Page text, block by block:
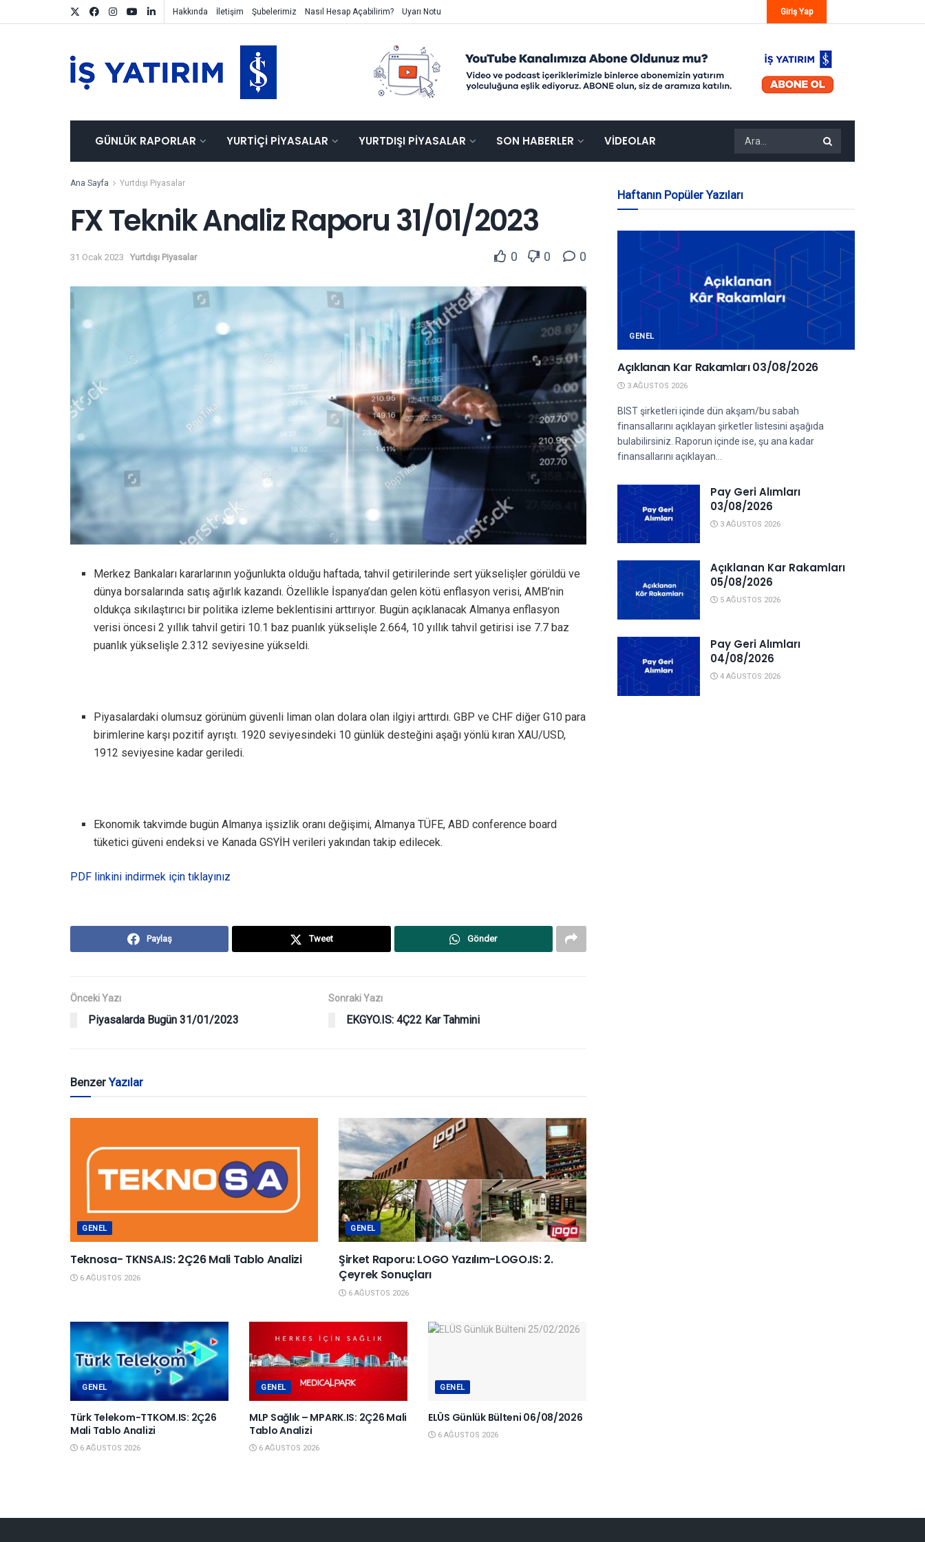
Hakkında İletişim Şubelerimiz Nasıl Hesap Açabilirim? Uyarı Notu Giriş Yap
GÜNLÜK RAPORLAR YURTIÇI PIYASALAR YURTDIŞI PIYASALAR SON HABERLER VIDEOLAR
Ana Sayfa Yurtdışı Piyasalar
FX Teknik Analiz Raporu 31/01/2023
31 Ocak 2023 Yurtdışı Piyasalar 0 0 0
Merkez Bankaları kararlarının yoğunlukta olduğu haftada, tahvil getirilerinde sert yükselişler görüldü ve
dünya borsalarında satış ağırlık kazandı. Özellikle İspanya’dan gelen kötü enflasyon verisi, AMB’nin
oldukça sıkılaştırıcı bir politika izleme beklentisini arttırıyor. Bugün açıklanacak Almanya enflasyon
verisi öncesi 2 yıllık tahvil getiri 10.1 baz puanlık yükselişle 2.664, 10 yıllık tahvil getirisi ise 7.7 baz
puanlık yükselişle 2.312 seviyesine yükseldi.
Piyasalardaki olumsuz görünüm güvenli liman olan dolara olan ilgiyi arttırdı. GBP ve CHF diğer G10 para
birimlerine karşı pozitif ayrıştı. 1920 seviyesindeki 10 günlük desteğini aşağı yönlü kıran XAU/USD,
1912 seviyesine kadar geriledi.
Ekonomik takvimde bugün Almanya işsizlik oranı değişimi, Almanya TÜFE, ABD conference board
tüketici güveni endeksi ve Kanada GSYİH verileri yakından takip edilecek.
PDF linkini indirmek için tıklayınız
Paylaş Tweet Gönder
Önceki Yazı
Piyasalarda Bugün 31/01/2023
Sonraki Yazı
EKGYO.IS: 4Ç22 Kar Tahmini
BenzerYazılar
GENEL
Teknosa- TKNSA.IS: 2Ç26 Mali Tablo Analizi
6 AĞUSTOS 2026
GENEL
Şirket Raporu: LOGO Yazılım-LOGO.IS: 2.
Çeyrek Sonuçları
6 AĞUSTOS 2026
GENEL
Türk Telekom-TTKOM.IS: 2Ç26
Mali Tablo Analizi
6 AĞUSTOS 2026
GENEL
MLP Sağlık – MPARK.IS: 2Ç26 Mali
Tablo Analizi
6 AĞUSTOS 2026
GENEL
ELÜS Günlük Bülteni 06/08/2026
6 AĞUSTOS 2026
Haftanın Popüler Yazıları
GENEL
Açıklanan Kar Rakamları 03/08/2026
3 AĞUSTOS 2026
BIST şirketleri içinde dün akşam/bu sabah
finansallarını açıklayan şirketler listesini aşağıda
bulabilirsiniz. Raporun içinde ise, şu ana kadar
finansallarını açıklayan...
Pay Geri Alımları
03/08/2026
3 AĞUSTOS 2026
Açıklanan Kar Rakamları
05/08/2026
5 AĞUSTOS 2026
Pay Geri Alımları
04/08/2026
4 AĞUSTOS 2026